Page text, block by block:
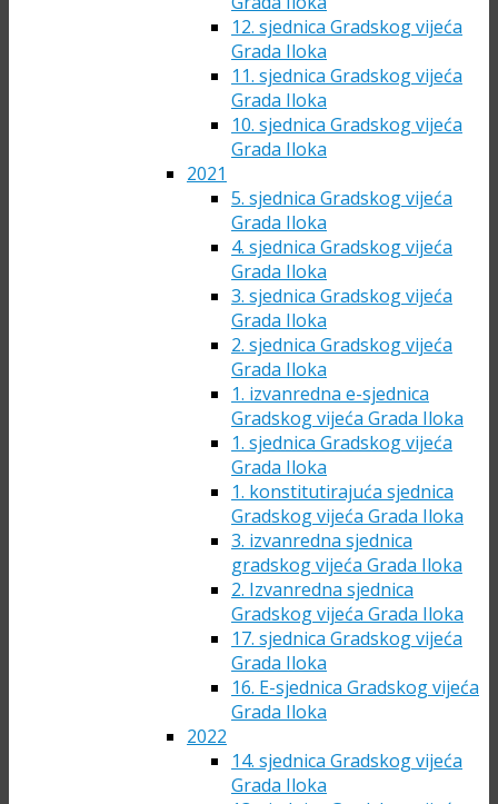
12. sjednica Gradskog vijeća
Grada Iloka
11. sjednica Gradskog vijeća
Grada Iloka
10. sjednica Gradskog vijeća
Grada Iloka
2021
5. sjednica Gradskog vijeća
Grada Iloka
4. sjednica Gradskog vijeća
Grada Iloka
3. sjednica Gradskog vijeća
Grada Iloka
2. sjednica Gradskog vijeća
Grada Iloka
1. izvanredna e-sjednica
Gradskog vijeća Grada Iloka
1. sjednica Gradskog vijeća
Grada Iloka
1. konstitutirajuća sjednica
Gradskog vijeća Grada Iloka
3. izvanredna sjednica
gradskog vijeća Grada Iloka
2. Izvanredna sjednica
Gradskog vijeća Grada Iloka
17. sjednica Gradskog vijeća
Grada Iloka
16. E-sjednica Gradskog vijeća
Grada Iloka
2022
14. sjednica Gradskog vijeća
Grada Iloka